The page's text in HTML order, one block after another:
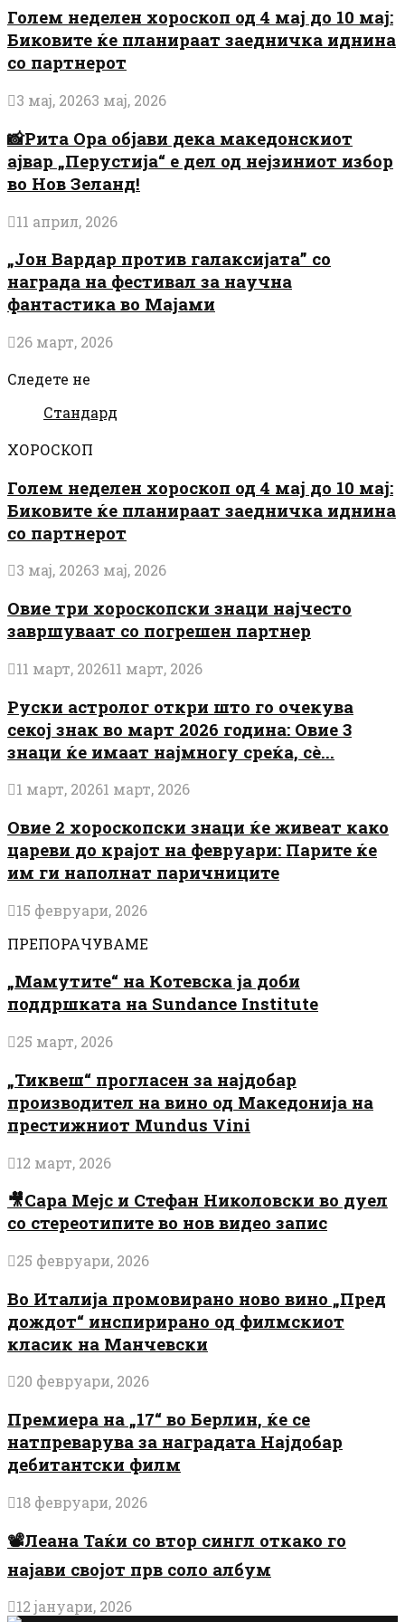
Голем неделен хороскоп од 4 мај до 10 мај:
Биковите ќе планираат заедничка иднина
со партнерот
3 мај, 20263 мај, 2026
📸Рита Ора објави дека македонскиот
ајвар „Перустија“ е дел од нејзиниот избор
во Нов Зеланд!
11 април, 2026
„Јон Вардар против галаксијата” со
награда на фестивал за научна
фантастика во Мајами
26 март, 2026
Следете не
Стандард
ХОРОСКОП
Голем неделен хороскоп од 4 мај до 10 мај:
Биковите ќе планираат заедничка иднина
со партнерот
3 мај, 20263 мај, 2026
Овие три хороскопски знаци најчесто
завршуваат со погрешен партнер
11 март, 202611 март, 2026
Руски астролог откри што го очекува
секој знак во март 2026 година: Овие 3
знаци ќе имаат најмногу среќа, сè...
1 март, 20261 март, 2026
Овие 2 хороскопски знаци ќе живеат како
цареви до крајот на февруари: Парите ќе
им ги наполнат паричниците
15 февруари, 2026
ПРЕПОРАЧУВАМЕ
„Мамутите“ на Котевска ја доби
поддршката на Sundance Institute
25 март, 2026
„Тиквеш“ прогласен за најдобар
производител на вино од Македонија на
престижниот Mundus Vini
12 март, 2026
🎥Сара Мејс и Стефан Николовски во дуел
со стереотипите во нов видео запис
25 февруари, 2026
Во Италија промовирано ново вино „Пред
дождот“ инспирирано од филмскиот
класик на Манчевски
20 февруари, 2026
Премиера на „17“ во Берлин, ќе се
натпреварува за наградата Најдобар
дебитантски филм
18 февруари, 2026
📽️Леана Таќи со втор сингл откако го
најави својот прв соло албум
12 јануари, 2026